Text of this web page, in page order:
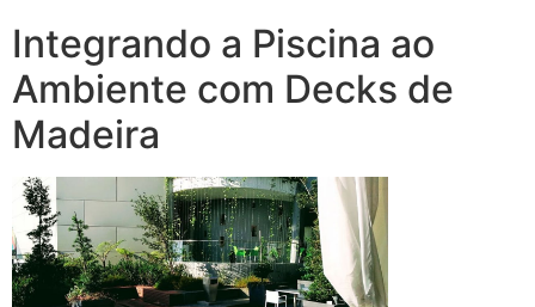
Integrando a Piscina ao
Ambiente com Decks de
Madeira